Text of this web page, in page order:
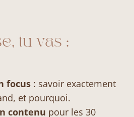
tu vas :
focus : savoir exactement
et pourquoi.
contenu pour les 30